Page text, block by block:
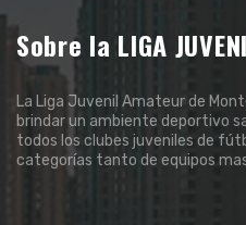
Sobre la LIGA
La Liga Juvenil Amateur de
brindar un ambiente deportivo
todos los clubes juveniles de
categorías tanto de equipos